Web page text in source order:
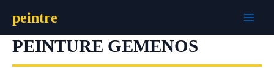
contenu
peintre
PEINTURE GEMENOS